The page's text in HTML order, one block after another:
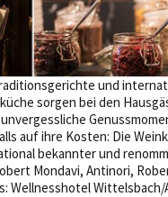
und
sorgen bei den
auf ihre Kosten: Die
bekannter und
Mondavi, Antinori,
Wellnesshotel Wittelsbach/